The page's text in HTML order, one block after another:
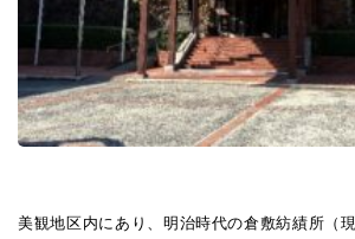
美観地区内にあり、明治時代の倉敷紡績所（